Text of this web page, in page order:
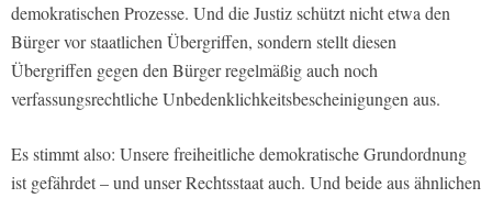
demokratischen Prozesse. Und die Justiz schützt nicht etwa den
Bürger vor staatlichen Übergriffen, sondern stellt diesen
Übergriffen gegen den Bürger regelmäßig auch noch
verfassungsrechtliche Unbedenklichkeitsbescheinigungen aus.
Es stimmt also: Unsere freiheitliche demokratische Grundordnung
ist gefährdet – und unser Rechtsstaat auch. Und beide aus ähnlichen